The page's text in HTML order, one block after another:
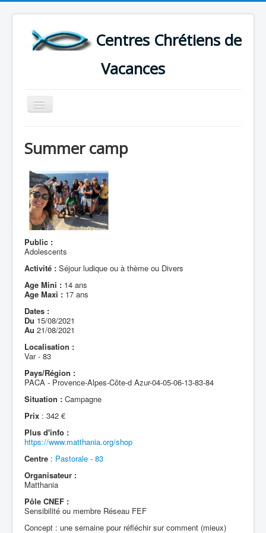
Centres Chrétiens de
Vacances
Basculer
la
CARTE DES CENTRES DE VACANCES .
LISTE DES SEJOURS DE VACANCES 2026
PLUS
Summer camp
Public :
Adolescents
Activité : Séjour ludique ou à thème ou Divers
Age Mini : 14 ans
Age Maxi : 17 ans
Dates :
Du 15/08/2021
Au 21/08/2021
Localisation :
Var - 83
Pays/Région :
PACA - Provence-Alpes-Côte-d Azur-04-05-06-13-83-84
Situation : Campagne
Prix : 342 €
Plus d'info :
https://www.matthania.org/shop
Centre : Pastorale - 83
Organisateur :
Matthania
Pôle CNEF :
Sensibilité ou membre Réseau FEF
Concept : une semaine pour réfléchir sur comment (mieux)